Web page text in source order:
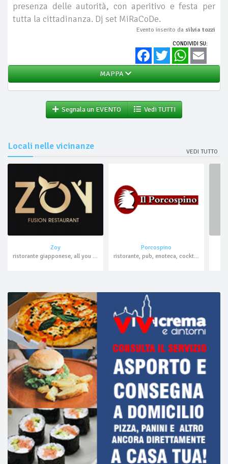
presenza delle autorità, con aperitivo e festa per
tutta la cittadinanza. Dj set MiRaCoDe.
Evento inserito da silvia tozzi
CONDIVIDI SU:
FacebookTwitter WhatsApp
MAPPA
Segnala un EVENTO Vedi TUTTI
Locali nelle vicinanze
VEDI TUTTO
Zoy
ristorante giapponese, all you can eat, domicilio
Porcospino
ristorante, pub, enoteca, cocktail bar